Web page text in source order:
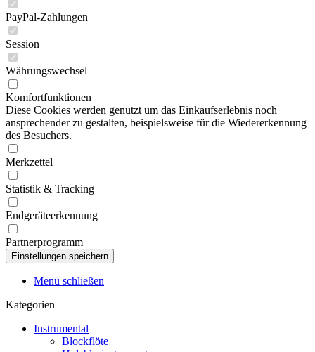
PayPal-Zahlungen
Session
Währungswechsel
Komfortfunktionen
Diese Cookies werden genutzt um das Einkaufserlebnis noch
ansprechender zu gestalten, beispielsweise für die Wiedererkennung
des Besuchers.
Merkzettel
Statistik & Tracking
Endgeräteerkennung
Partnerprogramm
Menü schließen
Kategorien
Instrumental
Blockflöte